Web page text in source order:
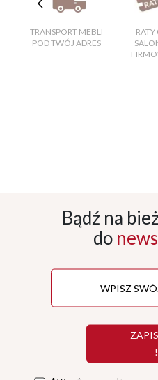
TRANSPORT MEBLI
POD TWÓJ ADRES
RATY
Bądź na
do
!